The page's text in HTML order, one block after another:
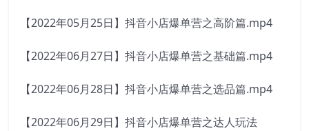
【2022年05月25日】抖音小店爆单营之高阶篇.mp4
【2022年06月27日】抖音小店爆单营之基础篇.mp4
【2022年06月28日】抖音小店爆单营之选品篇.mp4
【2022年06月29日】抖音小店爆单营之达人玩法